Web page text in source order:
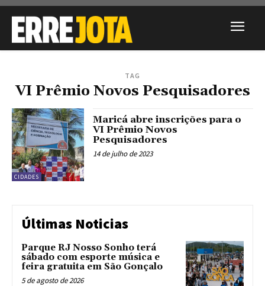
TAG
VI Prêmio Novos Pesquisadores
CIDADES
Maricá abre inscrições para o
VI Prêmio Novos
Pesquisadores
14 de julho de 2023
Últimas Noticias
Parque RJ Nosso Sonho terá
sábado com esporte música e
feira gratuita em São Gonçalo
5 de agosto de 2026